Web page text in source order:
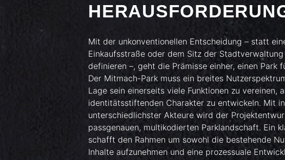
Mit der unkonventionellen Entscheidung – statt
Einkaufsstraße oder dem Sitz der
definieren –, geht die Prämisse einher, einen Park
Der Mitmach-Park muss ein breites
Lage sein einerseits viele Funktionen zu vereinen,
identitätsstiftenden Charakter zu entwickeln. Mit
unterschiedlichster Akteure wird der
passgenauen, multikodierten Parklandschaft. Ein
schafft den Rahmen um sowohl die bestehende
Inhalte aufzunehmen und eine prozessuale